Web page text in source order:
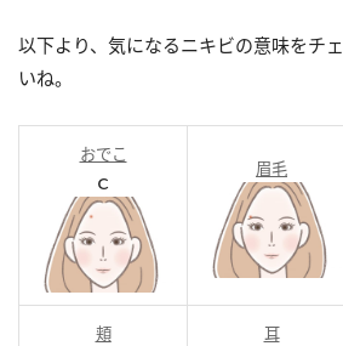
以下より、気になるニキビの意味をチ
いね。
おでこ
ｃ 眉毛
頬 耳